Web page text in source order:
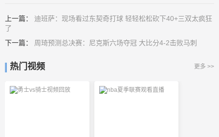
上一篇： 迪班萨：现场看过东契奇打球 轻轻松松砍下40+三双太疯狂
了
下一篇： 周琦预测总决赛：尼克斯六场夺冠 大比分4-2击败马刺
热门视频 更多 >>